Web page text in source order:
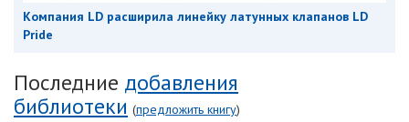
Компания LD расширила линейку латунных клапанов LD
Pride
Последние добавления
библиотеки (предложить книгу)